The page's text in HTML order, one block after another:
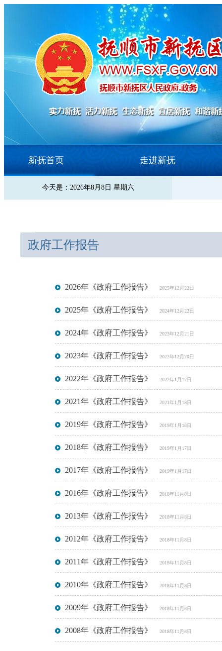
新抚首页 走进新抚
今天是：2026年8月8日 星期六
政府工作报告
2026年《政府工作报告》 2025年12月22日
2025年《政府工作报告》 2024年12月22日
2024年《政府工作报告》 2023年12月21日
2023年《政府工作报告》 2022年12月20日
2022年《政府工作报告》 2022年1月12日
2021年《政府工作报告》 2021年1月18日
2019年《政府工作报告》 2019年1月18日
2018年《政府工作报告》 2019年1月17日
2017年《政府工作报告》 2019年1月17日
2016年《政府工作报告》 2018年11月8日
2013年《政府工作报告》 2018年11月8日
2012年《政府工作报告》 2018年11月8日
2011年《政府工作报告》 2018年11月8日
2010年《政府工作报告》 2018年11月8日
2009年《政府工作报告》 2018年11月8日
2008年《政府工作报告》 2018年11月8日